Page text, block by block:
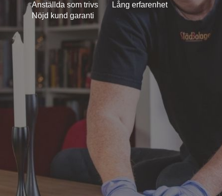
Anställda som trivs
Lång erfarenhet
Nöjd kund garanti